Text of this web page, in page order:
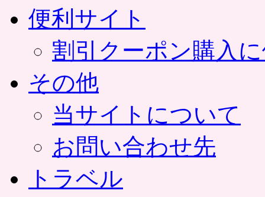
便利サイト
割引クーポン購入
その他
当サイトについて
お問い合わせ先
トラベル